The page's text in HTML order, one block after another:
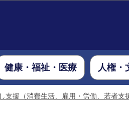
健康・福祉・医療 人権・
支援（消費生活、雇用・労働、若者支